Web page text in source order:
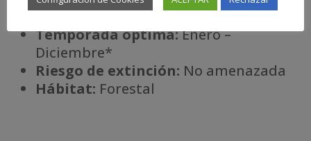
Estatus:Residente.
Temporada óptima:Enero –
Diciembre*
Riesgo de extinción: No amenazada
Hábitat: Forestal